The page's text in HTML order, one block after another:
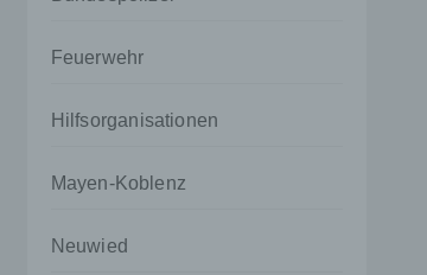
Feuerwehr
Hilfsorganisationen
Mayen-Koblenz
Neuwied